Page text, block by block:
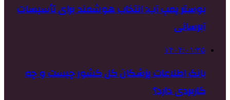
بوستر پمپ آب: انتخاب هوشمند برای تأسیسات
آبرسانی
۱۴۰۴/۰۱/۲۵
بانک اطلاعات پزشکان کل کشور چیست و چه
کاربردی دارد؟